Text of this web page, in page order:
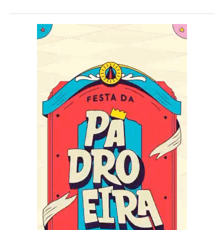
Em um show montado especialmente para este dia, a
escola celebrará a música baiana e seus ritmos.
Coordenado pelo diretor artístico da escola, Fábio
Batista, o número promete emocionar o público.
Desde o pré-carnaval de 2020 a escola não recebe os
apaixonados pelo carnaval para escolher o samba na
quadra, a última disputa ocorreu através de lives por
conta da pandemia.
Final de samba-enredo da Mangueira